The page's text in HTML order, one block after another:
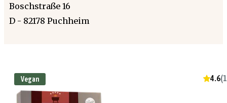
Boschstraße 16
D - 82178 Puchheim
Vegan 4.6(